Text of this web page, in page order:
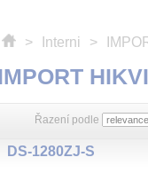
> Interni >
Řazení podle
DS-1280ZJ-S